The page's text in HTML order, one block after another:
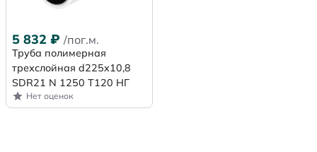
5 832 ₽ /пог.м.
Труба полимерная
трехслойная d225x10,8
SDR21 N 1250 Т120 НГ
Нет оценок